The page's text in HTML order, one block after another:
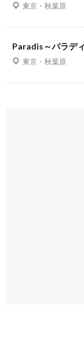
東京・秋葉原
Paradis～パラデ
東京・秋葉原